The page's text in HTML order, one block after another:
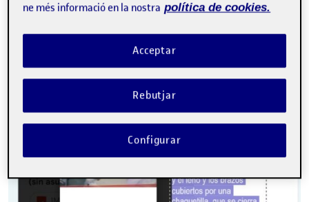
Publicat per
Úrsula Bischofberger Valdes
Data de publicació
-5 comentaris
ne més informació en la nostra política de cookies.
Rebutjar
Acceptar
Configurar